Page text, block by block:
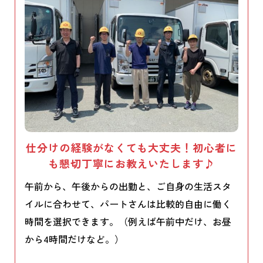
仕分けの経験がなくても大丈夫！初心者に
も懇切丁寧にお教えいたします♪
午前から、午後からの出勤と、ご自身の生活スタ
イルに合わせて、パートさんは比較的自由に働く
時間を選択できます。（例えば午前中だけ、お昼
から4時間だけなど。）